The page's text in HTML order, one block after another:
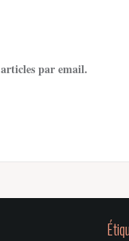
par email.